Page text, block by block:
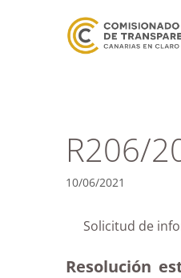
R206/
10/06/2021
Solicitud de
Resolución